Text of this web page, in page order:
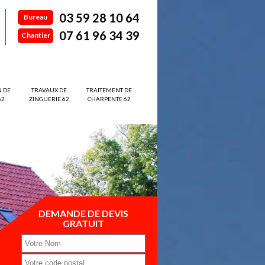
Bureau 03 59 28 10 64
Chantier 07 61 96 34 39
DE
TRAVAUX DE
ZINGUERIE 62
TRAITEMENT DE
CHARPENTE 62
DEMANDE DE DEVIS
GRATUIT